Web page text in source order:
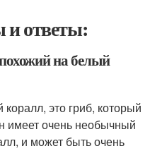
и ответы:
на белый
это гриб, который
имеет очень необычный
и может быть очень